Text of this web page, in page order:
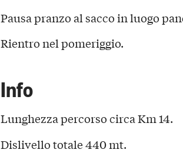
Pausa pranzo al sacco in luogo
Rientro nel pomeriggio.
Info
Lunghezza percorso circa Km 14.
Dislivello totale 440 mt.